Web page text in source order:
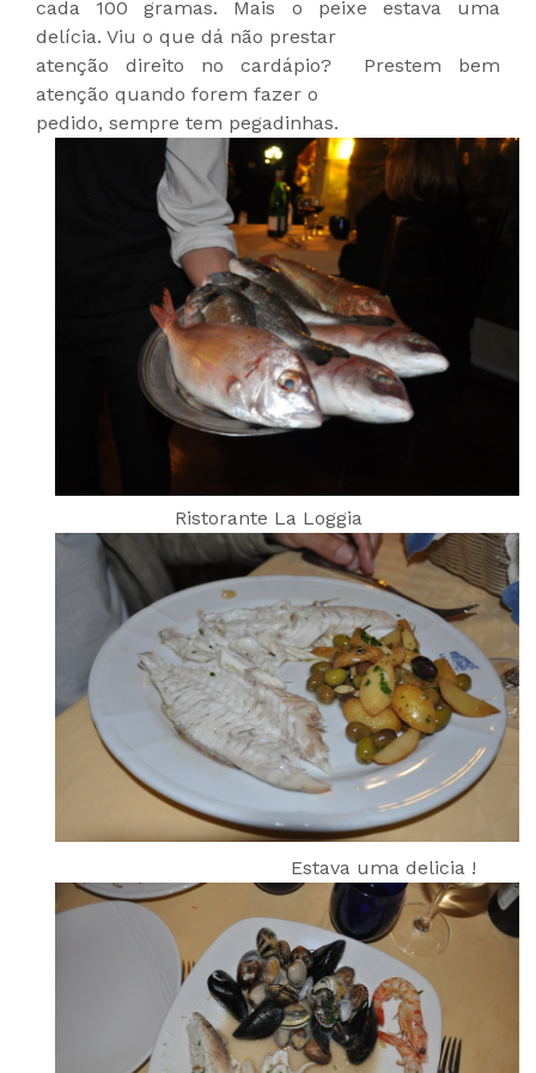
cada 100 gramas. Mais o peixe estava uma
delícia. Viu o que dá não prestar
atenção direito no cardápio? Prestem bem
atenção quando forem fazer o
pedido, sempre tem pegadinhas.
Ristorante La Loggia
Estava uma delicia !